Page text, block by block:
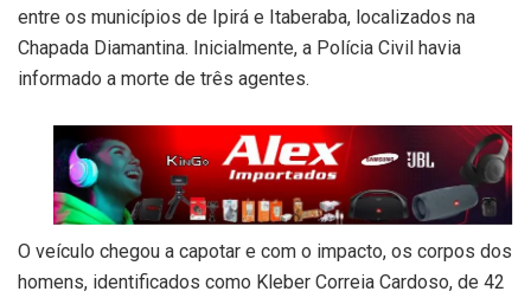
entre os municípios de Ipirá e Itaberaba, localizados na
Chapada Diamantina. Inicialmente, a Polícia Civil havia
informado a morte de três agentes.
O veículo chegou a capotar e com o impacto, os corpos dos
homens, identificados como Kleber Correia Cardoso, de 42